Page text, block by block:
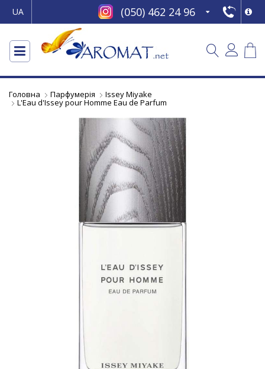
UA (050) 462 24 96
Головна Парфумерія Issey Miyake
L'Eau d'Issey pour Homme Eau de Parfum